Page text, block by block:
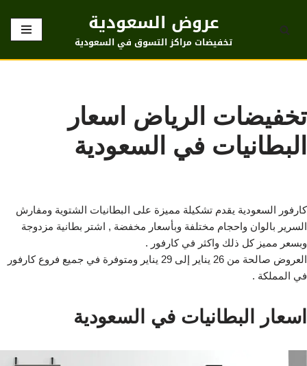
تخطى
عروض السعودية
تخفيضات مراكز التسوق في السعودية
تخفيضات الرياض اسعار
البطانيات في السعودية
كارفور السعودية يقدم تشكيلة مميزة على البطانيات الشتوية ومفارش
السرير بالوان واحجام مختلفة وبأسعار مخفضة , اشتر بطانية مزدوجة
وبسعر مميز كل ذلك واكثر في كارفور .
العروض صالحة من 26 يناير إلى 29 يناير ومتوفرة في جميع فروع كارفور
في المملكة .
اسعار البطانيات في السعودية